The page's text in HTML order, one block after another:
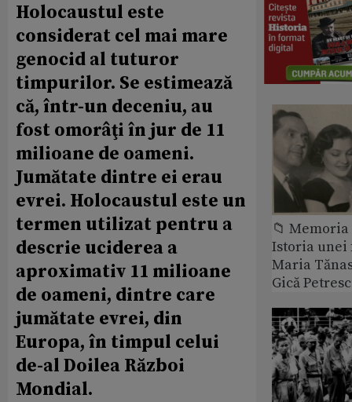
Holocaustul este
considerat cel mai mare
genocid al tuturor
timpurilor. Se estimează
că, într-un deceniu, au
fost omorâţi în jur de 11
milioane de oameni.
Jumătate dintre ei erau
evrei. Holocaustul este un
termen utilizat pentru a
descrie uciderea a
aproximativ 11 milioane
de oameni, dintre care
jumătate evrei, din
Europa, în timpul celui
de-al Doilea Război
Mondial.
📁
Istoria
Maria
Gică